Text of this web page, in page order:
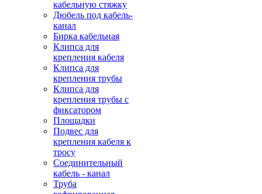
кабельную стяжку
Дюбель под кабель-
канал
Бирка кабельная
Клипса для
крепления кабеля
Клипса для
крепления трубы
Клипса для
крепления трубы с
фиксатором
Площадки
Подвес для
крепления кабеля к
тросу
Соединительный
кабель - канал
Труба